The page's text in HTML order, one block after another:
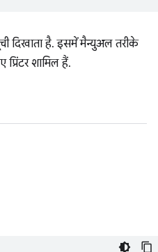
दिखाता है. इसमें मैन्युअल तरीके
शामिल हैं.